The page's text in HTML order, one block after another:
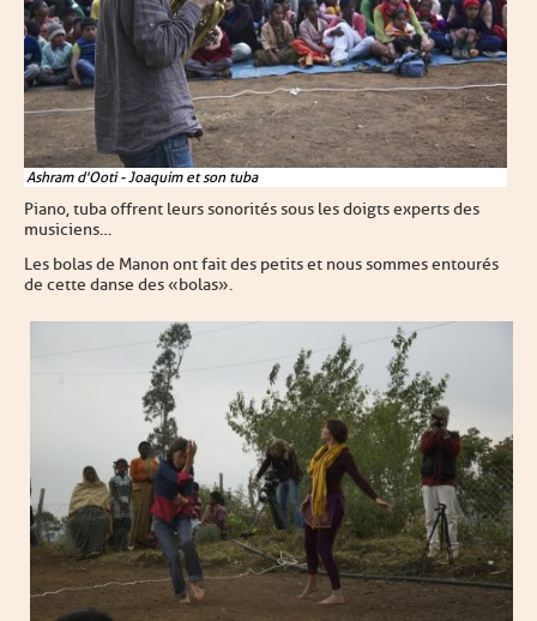
Ashram d'Ooti - Joaquim et son tuba
Piano, tuba offrent leurs sonorités sous les doigts experts des
musiciens…
Les bolas de Manon ont fait des petits et nous sommes entourés
de cette danse des « bolas ».